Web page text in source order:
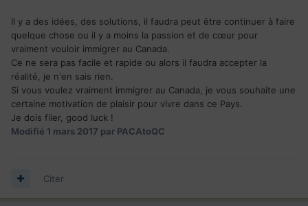
Il y a des idées, des solutions, il faudra peut être continuer à faire
quelque chose ou il y a moins la passion et de cœur pour
vraiment vouloir immigrer au Canada.
Ce ne sera pas facile et rapide ou alors il faudra accepter la
réalité, je n'en sais rien.
Si vous voulez vraiment immigrer au Canada, je vous souhaite une
certaine motivation de plaisir pour vivre dans ce Pays.
Je dois filer, good luck !
Modifié 1 mars 2017 par PACAtoQC
Citer